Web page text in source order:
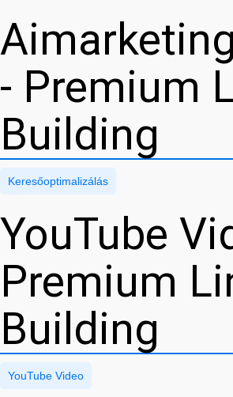
- Premium
Building
Keresőoptimalizálás
YouTube
Premium
Building
YouTube Video